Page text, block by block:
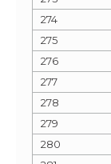
274
275
276
277
278
279
280